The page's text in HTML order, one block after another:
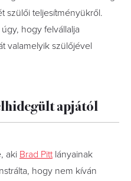
szülői teljesítményükről.
hogy felvállalja
valamelyik szülőjével
apjától
aki Brad Pittlányainak
hogy nem kíván